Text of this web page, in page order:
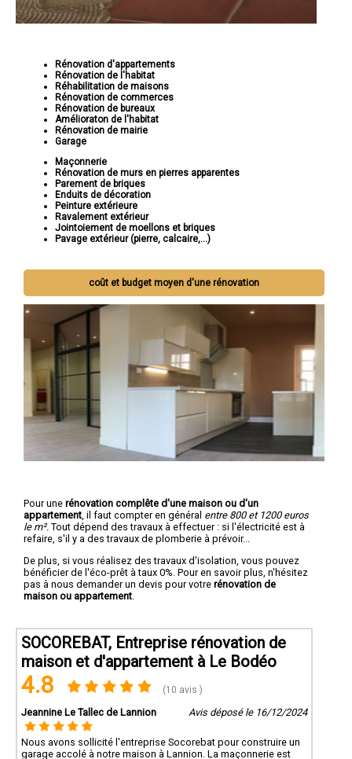
Rénovation d'appartements
Rénovation de l'habitat
Réhabilitation de maisons
Rénovation de commerces
Rénovation de bureaux
Amélioraton de l'habitat
Rénovation de mairie
Garage
Maçonnerie
Rénovation de murs en pierres apparentes
Parement de briques
Enduits de décoration
Peinture extérieure
Ravalement extérieur
Jointoiement de moellons et briques
Pavage extérieur (pierre, calcaire,...)
coût et budget moyen d'une rénovation
Pour une rénovation complête d'une maison ou d'un
appartement , il faut compter en général entre 800 et 1200 euros
le m². Tout dépend des travaux à effectuer : si l'électricité est à
refaire, s'il y a des travaux de plomberie à prévoir...
De plus, si vous réalisez des travaux d'isolation, vous pouvez
bénéficier de l'éco-prêt à taux 0%. Pour en savoir plus, n'hésitez
pas à nous demander un devis pour votre rénovation de
maison ou appartement
SOCOREBAT, Entreprise rénovation de
maison et d'appartement à Le Bodéo
4.8 (10 avis )
Jeannine Le Tallec de Lannion Avis déposé le 16/12/2024
Nous avons sollicité l'entreprise Socorebat pour construire un
garage accolé à notre maison à Lannion. La maçonnerie est